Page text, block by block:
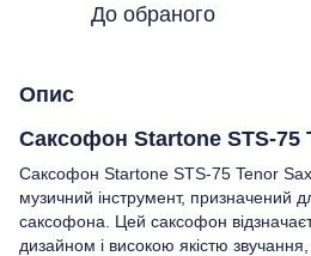
До обраного
Опис
Саксофон Startone STS-75
Саксофон Startone STS-75 Tenor Sax
музичний інструмент, призначений
саксофона. Цей саксофон
дизайном і високою якістю